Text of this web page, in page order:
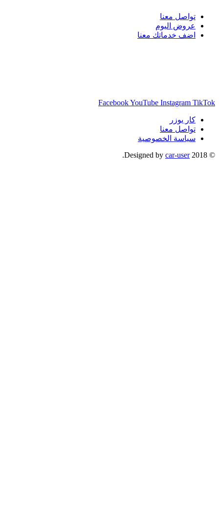
تواصل معنا
عروض اليوم
اضف خدماتك معنا
FacebookYouTube Instagram TikTok
كار يوزر
تواصل معنا
سياسة الخصوصية
© 2018 Designed by
car-user
.